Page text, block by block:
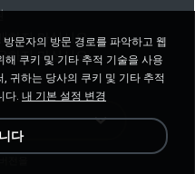
하지 마십시오
하지 마십시오
문자의 방문 경로를 파악하고 웹
쿠키 및 기타 추적 기술을 사용
귀하는 당사의 쿠키 및 기타 추적
다. 내 기본 설정 변경
다